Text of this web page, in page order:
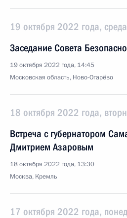
19 октября 2022 года, среда
Заседание Совета
19 октября 2022 года, 14:45
Московская область, Ново-Огарёво
18 октября 2022 года,
Встреча с губернатором
Дмитрием Азаровым
18 октября 2022 года, 13:30
Москва, Кремль
17 октября 2022 года,